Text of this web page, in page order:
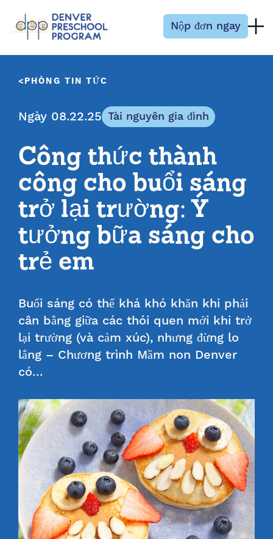
Nộp đơn ngay
PHÒNG TIN TỨC
Ngày 08.22.25 Tài nguyên gia đình
Công thức thành
công cho buổi sáng
trở lại trường: Ý
tưởng bữa sáng cho
trẻ em
Buổi sáng có thể khá khó khăn khi phải
cân bằng giữa các thói quen mới khi trở
lại trường (và cảm xúc), nhưng đừng lo
lắng – Chương trình Mầm non Denver
có…